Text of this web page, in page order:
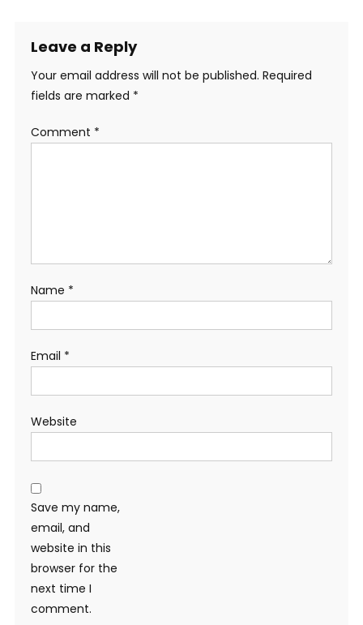
Leave a Reply
Your email address will not be published. Required
fields are marked *
Comment *
Name *
Email *
Website
Save my name,
email, and
website in this
browser for the
next time I
comment.